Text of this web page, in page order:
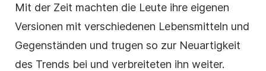
Mit der Zeit machten die Leute ihre eigenen
Versionen mit verschiedenen Lebensmitteln und
Gegenständen und trugen so zur Neuartigkeit
des Trends bei und verbreiteten ihn weiter.